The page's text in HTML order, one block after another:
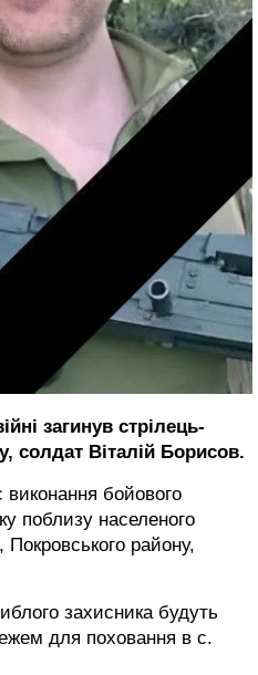
загинув стрілець-
солдат Віталій Борисов.
виконання бойового
поблизу населеного
району,
захисника будуть
для поховання в с.